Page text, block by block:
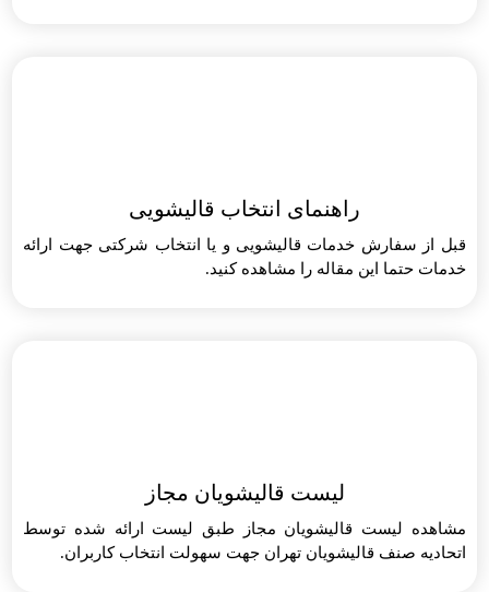
راهنمای انتخاب قالیشویی
قبل از سفارش خدمات قالیشویی و یا انتخاب شرکتی جهت ارائه
خدمات حتما این مقاله را مشاهده کنید.
لیست قالیشویان مجاز
مشاهده لیست قالیشویان مجاز طبق لیست ارائه شده توسط
اتحادیه صنف قالیشویان تهران جهت سهولت انتخاب کاربران.